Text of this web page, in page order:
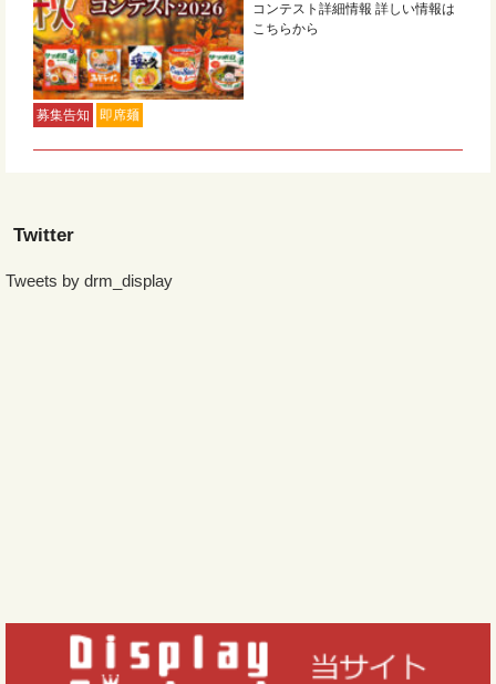
募集告知 即席麺
コンテスト詳細情報 詳しい情報は
こちらから
Twitter
Tweets by drm_display